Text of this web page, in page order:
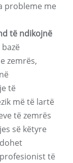
probleme me
të ndikojnë
zemrës,
të
më të lartë
të zemrës
së këtyre
të